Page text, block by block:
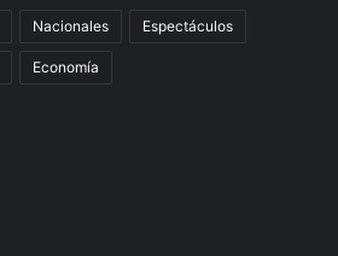
Nacionales Espectáculos
Economía